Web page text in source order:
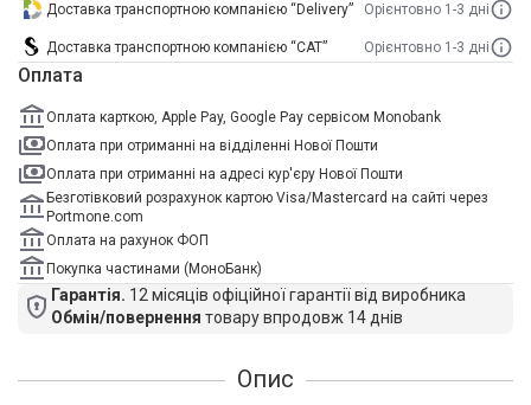
Доставка транспортною компанією “Delivery” Орієнтовно 1-3 дні
Доставка транспортною компанією “САТ” Орієнтовно 1-3 дні
Оплата
Оплата карткою, Apple Pay, Google Pay сервісом Monobank
Оплата при отриманні на відділенні Нової Пошти
Оплата при отриманні на адресі кур'єру Нової Пошти
Безготівковий розрахунок картою Visa/Mastercard на сайті через
Portmone.com
Оплата на рахунок ФОП
Покупка частинами (МоноБанк)
Гарантія. 12 місяців офіційної гарантії від виробника
Обмін/повернення товару впродовж 14 днів
Опис